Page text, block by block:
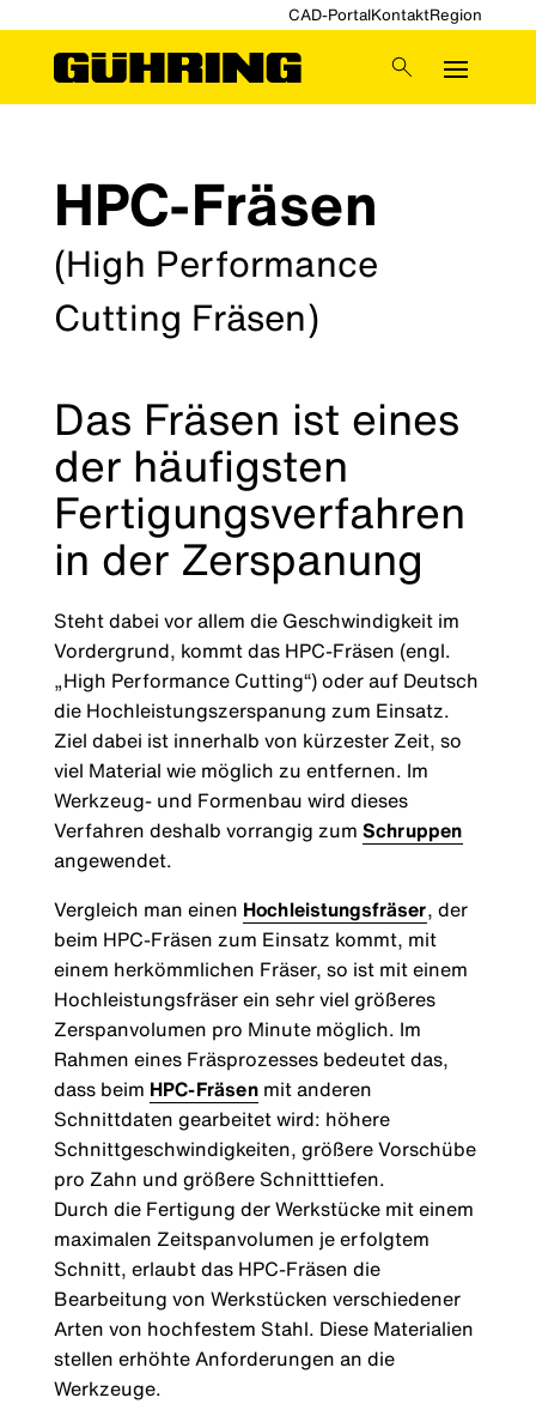
CAD-PortalKontaktRegion
HPC-Fräsen
(High Performance
Cutting Fräsen)
Das Fräsen ist eines
der häufigsten
Fertigungsverfahren
in der Zerspanung
Steht dabei vor allem die Geschwindigkeit im
Vordergrund, kommt das HPC-Fräsen (engl.
„High Performance Cutting“) oder auf Deutsch
die Hochleistungszerspanung zum Einsatz.
Ziel dabei ist innerhalb von kürzester Zeit, so
viel Material wie möglich zu entfernen. Im
Werkzeug- und Formenbau wird dieses
Verfahren deshalb vorrangig zum Schruppen
angewendet.
Vergleich man einen Hochleistungsfräser, der
beim HPC-Fräsen zum Einsatz kommt, mit
einem herkömmlichen Fräser, so ist mit einem
Hochleistungsfräser ein sehr viel größeres
Zerspanvolumen pro Minute möglich. Im
Rahmen eines Fräsprozesses bedeutet das,
dass beim HPC-Fräsenmit anderen
Schnittdaten gearbeitet wird: höhere
Schnittgeschwindigkeiten, größere Vorschübe
pro Zahn und größere Schnitttiefen.
Durch die Fertigung der Werkstücke mit einem
maximalen Zeitspanvolumen je erfolgtem
Schnitt, erlaubt das HPC-Fräsen die
Bearbeitung von Werkstücken verschiedener
Arten von hochfestem Stahl. Diese Materialien
stellen erhöhte Anforderungen an die
Werkzeuge.